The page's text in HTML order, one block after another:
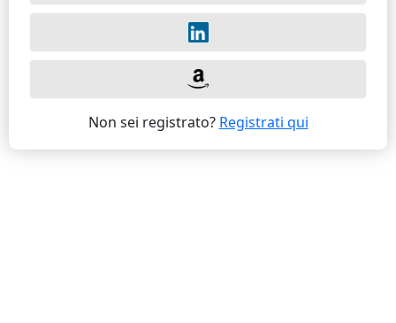
Non sei registrato? Registrati qui